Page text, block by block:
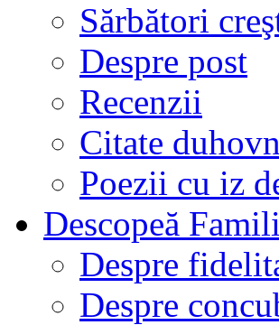
Sărbători
Despre post
Recenzii
Citate
Poezii cu iz
Descopeă
Despre
Despre